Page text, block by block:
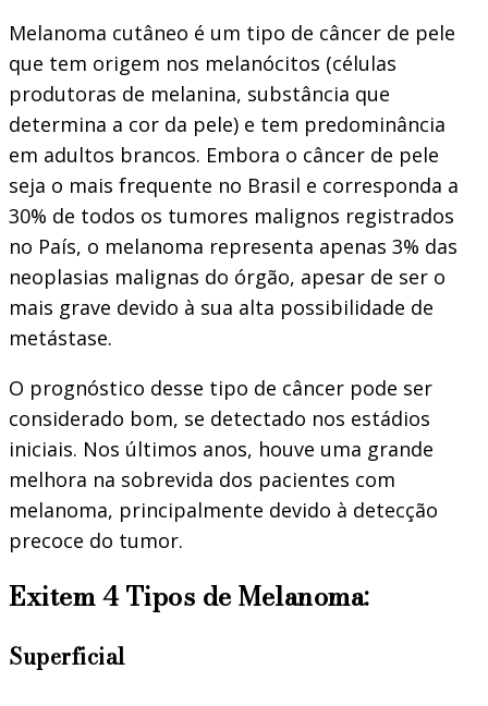
Melanoma cutâneo é um tipo de câncer de pele
que tem origem nos melanócitos (células
produtoras de melanina, substância que
determina a cor da pele) e tem predominância
em adultos brancos. Embora o câncer de pele
seja o mais frequente no Brasil e corresponda a
30% de todos os tumores malignos registrados
no País, o melanoma representa apenas 3% das
neoplasias malignas do órgão, apesar de ser o
mais grave devido à sua alta possibilidade de
metástase.
O prognóstico desse tipo de câncer pode ser
considerado bom, se detectado nos estádios
iniciais. Nos últimos anos, houve uma grande
melhora na sobrevida dos pacientes com
melanoma, principalmente devido à detecção
precoce do tumor.
Exitem 4 Tipos de Melanoma:
Superficial